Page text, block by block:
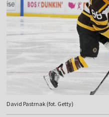
David Pastrnak (fot. Getty)